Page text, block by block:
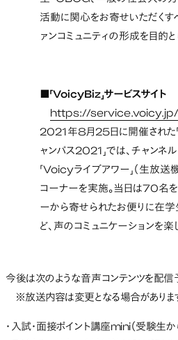
活動に関心をお寄せいただくす
ァンコミュニティの形成を目的と
■「VoicyBiz」サービスサイト
https://
2021年8月25日に開催された
ャンパス2021」では、チャンネ
「Voicyライブアワー」（生放送
コーナーを実施。当日は70名
ーから寄せられたお便りに在
ど、声のコミュニケーションを楽
今後は次のような音声コンテンツを配信
※放送内容は変更となる場合がありま
・入試・面接ポイント講座mini（受験生